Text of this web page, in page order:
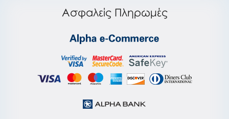
Ασφαλείς Πληρωμές